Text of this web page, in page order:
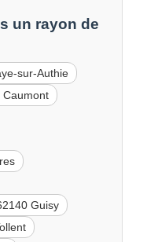
un rayon de
sur-Authie
Caumont
Guisy